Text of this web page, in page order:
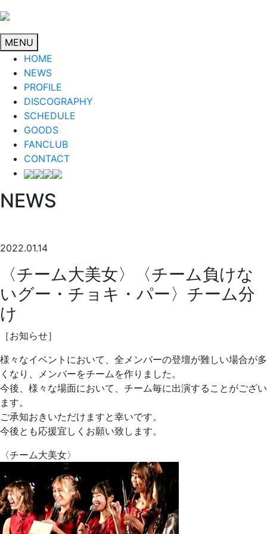
MENU
HOME
NEWS
PROFILE
DISCOGRAPHY
SCHEDULE
GOODS
FANCLUB
CONTACT
NEWS
2022.01.14
〈チーム大美女〉〈チーム負けな
いグー・チョキ・パー〉チーム分
け
［お知らせ］
様々なイベントにおいて、全メンバーの登壇が難しい場合が多
くなり、メンバーをチームを作りました。
今後、様々な場面において、チーム毎に出演することがござい
ます。
ご承知おきいただけますと幸いです。
今後とも応援宜しくお願い致します。
〈チーム大美女〉